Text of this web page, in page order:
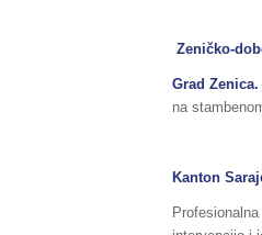
Zeničko-
Grad Zenica.
na
Kanton